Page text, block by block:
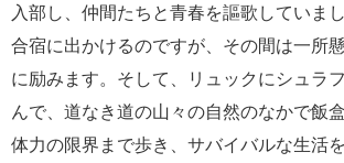
入部し、仲間たちと青春を謳歌していま
合宿に出かけるのですが、その間は一所
に励みます。そして、リュックにシュラ
んで、道なき道の山々の自然のなかで飯
体力の限界まで歩き、サバイバルな生活